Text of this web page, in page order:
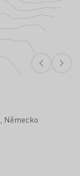
Německo